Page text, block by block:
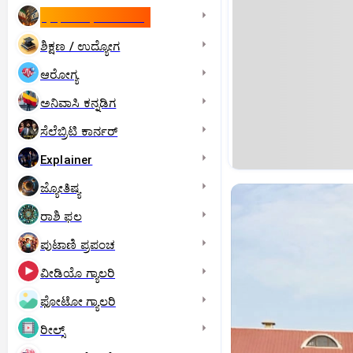
ಶಿಕ್ಷಣ / ಉದ್ಯೋಗ
ಆರೋಗ್ಯ
ಅನಿವಾಸಿ ಕನ್ನಡಿಗ
ಸೆಲೆಬ್ರಿಟಿ ಕಾರ್ನರ್‌
Explainer
ಜ್ಯೋತಿಷ್ಯ
ರಾಶಿ ಫಲ
ಪುಟಾಣಿ ಪ್ರಪಂಚ
ವೀಡಿಯೊ ಗ್ಯಾಲರಿ
ಫೋಟೋ ಗ್ಯಾಲರಿ
ರೀಲ್ಸ್